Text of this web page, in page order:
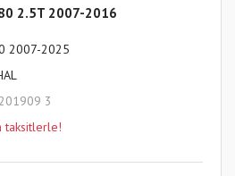
2.5T 2007-2016
2007-2025
3
taksitlerle!